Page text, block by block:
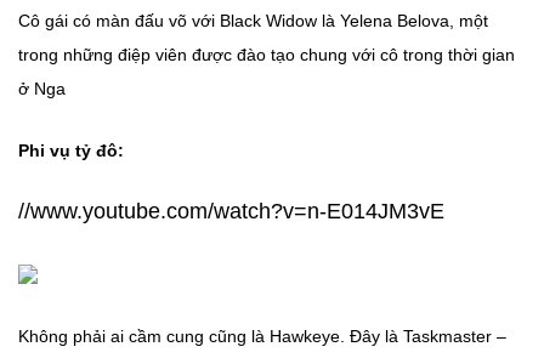
Cô gái có màn đấu võ với Black Widow là Yelena Belova, một
trong những điệp viên được đào tạo chung với cô trong thời gian
ở Nga
Phi vụ tỷ đô:
//www.youtube.com/watch?v=n-E014JM3vE
Không phải ai cầm cung cũng là Hawkeye. Đây là Taskmaster –